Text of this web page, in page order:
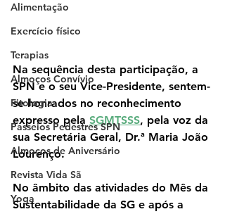
Alimentação
Exercício físico
Terapias
Almoços Convívio
Fitologia
Passeios Pedestres SPN
Almoços de Aniversário
Revista Vida Sã
Yoga
Na sequência desta participação, a
SPN e o seu Vice-Presidente, sentem-
se honrados no reconhecimento
expresso pela SGMTSSS, pela voz da
sua Secretária Geral, Dr.ª Maria João
Lourenço.
No âmbito das atividades do Mês da
Sustentabilidade da SG e após a